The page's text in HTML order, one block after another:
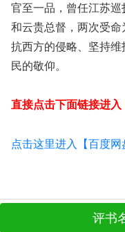
官至一品，曾任江苏
和云贵总督，两次受
抗西方的侵略、坚持
民的敬仰。
直接点击下面链接进
点击这里进入【百度
评书